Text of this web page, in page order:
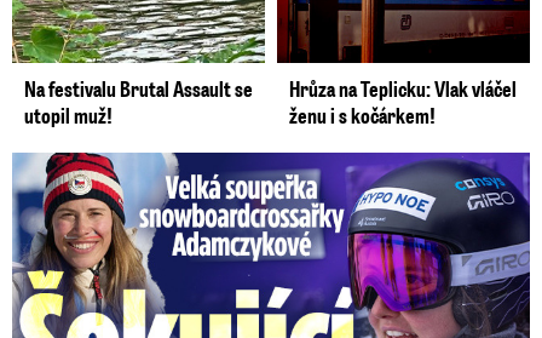
Na festivalu Brutal Assault se
utopil muž!
Hrůza na Teplicku: Vlak vláčel
ženu i s kočárkem!
Velká soupeřka Adamczykové: Šokující konec!